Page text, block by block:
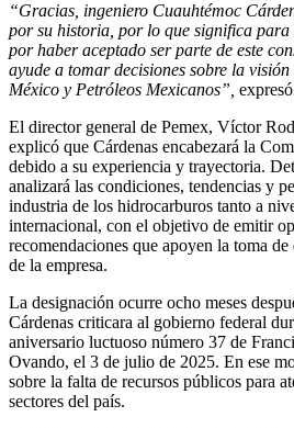
“Gracias, ingeniero Cuauhtémoc
por su historia, por lo que significa para
por haber aceptado ser parte de este
ayude a tomar decisiones sobre la visión
México y Petróleos Mexicanos”,
El director general de Pemex, Víctor
explicó que Cárdenas encabezará la
debido a su experiencia y trayectoria.
analizará las condiciones, tendencias y
industria de los hidrocarburos tanto a
internacional, con el objetivo de emitir
recomendaciones que apoyen la toma
de la empresa.
La designación ocurre ocho meses
Cárdenas criticara al gobierno federal
aniversario luctuoso número 37 de
Ovando, el 3 de julio de 2025. En ese
sobre la falta de recursos públicos para
sectores del país.